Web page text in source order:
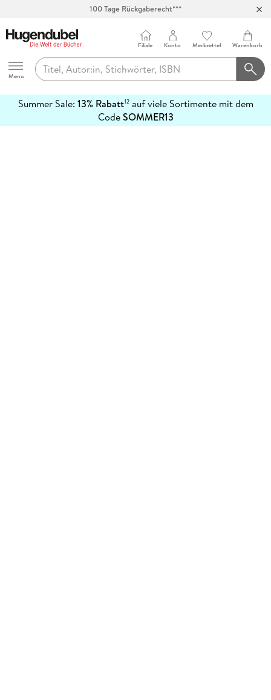
100 Tage Rückgaberecht***
Hugendubel
Menu
Filiale Konto Merkzettel Warenkorb
Summer Sale: 13% Rabatt12auf viele Sortimente mit dem
CodeSOMMER13
erfahren